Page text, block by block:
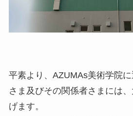
平素より、AZUMAs美術学院
さま及びその関係者さまには
げます。